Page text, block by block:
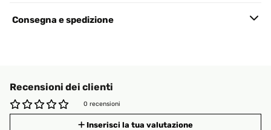
Consegna e spedizione
Recensioni dei clienti
0 recensioni
Inserisci la tua valutazione